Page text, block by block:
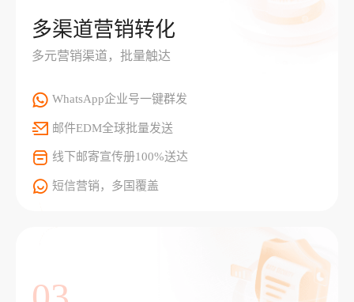
多渠道营销转化
多元营销渠道，批量触达
WhatsApp企业号一键群发
邮件EDM全球批量发送
线下邮寄宣传册100%送达
短信营销，多国覆盖